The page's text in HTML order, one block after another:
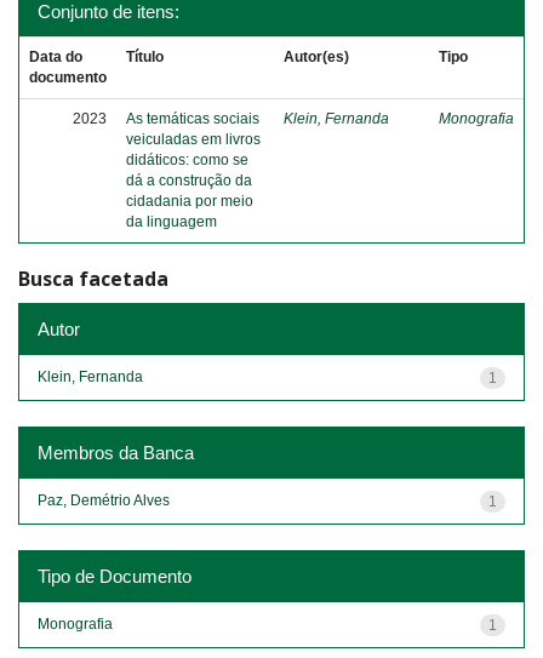
Conjunto de itens:
Data do
documento
Título Autor(es) Tipo
2023
As temáticas sociais
veiculadas em livros
didáticos: como se
dá a construção da
cidadania por meio
da linguagem
Klein, Fernanda Monografia
Busca facetada
Autor
1
Klein, Fernanda
Membros da Banca
1
Paz, Demétrio Alves
Tipo de Documento
1
Monografia